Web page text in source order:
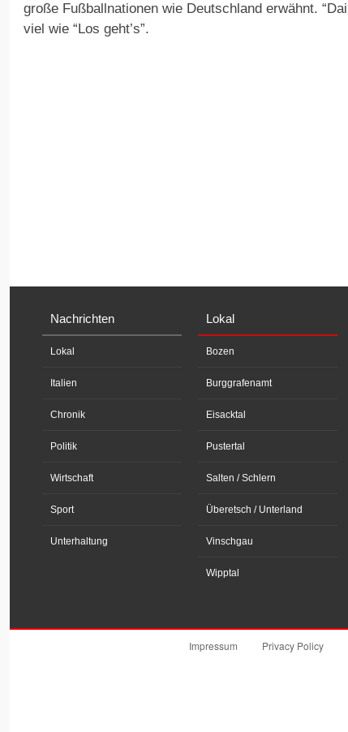
große Fußballnationen wie Deutschland erwähnt.
viel wie “Los geht’s”.
Nachrichten
Lokal
Italien
Chronik
Politik
Wirtschaft
Sport
Unterhaltung
Lokal
Bozen
Burggrafenamt
Eisacktal
Pustertal
Salten / Schlern
Überetsch / Unterland
Vinschgau
Wipptal
Impressum Privacy Policy